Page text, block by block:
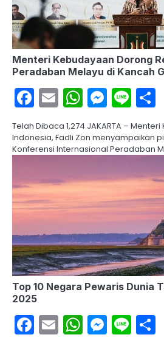
Menteri Kebudayaan Dorong
Peradaban Melayu di Kancah
Facebook
Email Line
Telah Dibaca 1,274 JAKARTA –
Indonesia, Fadli Zon menyampaikan
Konferensi Internasional Peradaban
Top 10 Negara Pewaris Dunia
2025
Facebook
Email Line